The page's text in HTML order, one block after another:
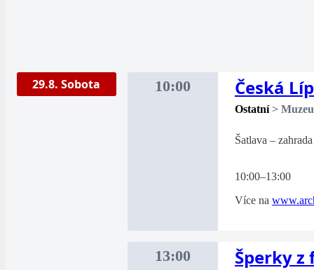
29.8. Sobota 10:00 Česká
Ostatní >
Šatlava – zahrada
10:00–13:00
Více na
13:00 Šperky